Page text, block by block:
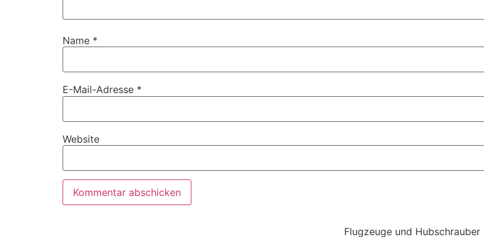
Name *
E-Mail-Adresse *
Website
Flugzeuge und Hubschrauber